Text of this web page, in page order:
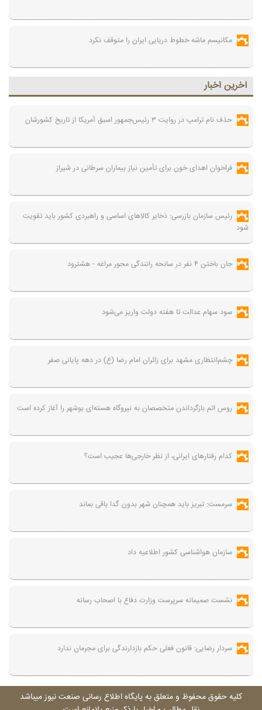
مکانیسم ماشه خطوط دریایی ایران را متوقف نکرد
آخرين اخبار
حذف نام ترامپ در روایت ۳ رئیس‌جمهور اسبق آمریکا از تاریخ کشورشان
فراخوان اهدای خون برای تأمین نیاز بیماران سرطانی در شیراز
رئیس سازمان بازرسی: ذخایر کالاهای اساسی و راهبردی کشور باید تقویت
شود
جان باختن ۴ نفر در سانحه رانندگی محور مراغه - هشترود
سود سهام عدالت تا هفته دولت واریز می‌شود
چشم‌انتظاری مشهد برای زائران امام رضا (ع) در دهه پایانی صفر
روس اتم بازگرداندن متخصصان به نیروگاه هسته‌ای بوشهر را آغاز کرده است
کدام رفتارهای ایرانی، از نظر خارجی‌ها عجیب است؟
سرمست: تبریز باید همچنان شهر بدون گدا باقی بماند
سازمان هواشناسی کشور اطلاعیه داد
نشست صمیمانه سرپرست وزارت دفاع با اصحاب رسانه
سردار رضایی: قانون فعلی حکم بازدارندگی برای مجرمان ندارد
کليه حقوق محفوظ و متعلق به پايگاه اطلاع رسانی صنعت نيوز ميباشد